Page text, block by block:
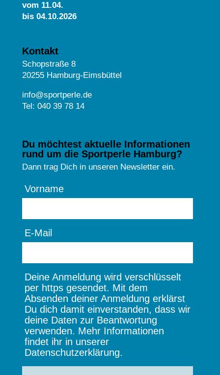
vom 11.04.
bis 04.10.2026
Kontakt
Schopstraße 8
20255 Hamburg-Eimsbüttel
info@sportperle.de
Tel: 040 39 78 14
Du möchtest aktuelle Informationen
rund um die Sportperle Hamburg?
Dann trag Dich in unseren Newsletter ein.
Vorname
E-Mail
Deine Anmeldung wird verschlüsselt
per https gesendet. Mit dem
Absenden deiner Anmeldung erklärst
Du dich damit einverstanden, dass wir
deine Daten zur Beantwortung
verwenden. Mehr Informationen
findet ihr in unserer
Datenschutzerklärung.